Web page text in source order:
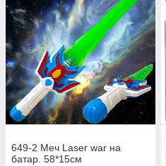
649-2 Меч Laser war на
батар. 58*15см